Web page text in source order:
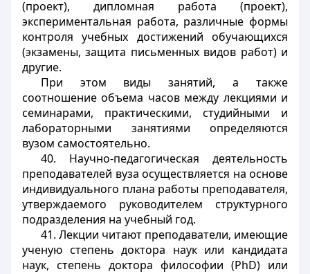
(проект), дипломная работа (проект),
экспериментальная работа, различные формы
контроля учебных достижений обучающихся
(экзамены, защита письменных видов работ) и
другие.
При этом виды занятий, а также
соотношение объема часов между лекциями и
семинарами, практическими, студийными и
лабораторными занятиями определяются
вузом самостоятельно.
40. Научно-педагогическая деятельность
преподавателей вуза осуществляется на основе
индивидуального плана работы преподавателя,
утверждаемого руководителем структурного
подразделения на учебный год.
41. Лекции читают преподаватели, имеющие
ученую степень доктора наук или кандидата
наук, степень доктора философии (PhD) или